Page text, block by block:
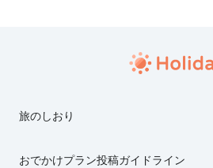
旅のしおり
おでかけプラン投稿ガイドライン